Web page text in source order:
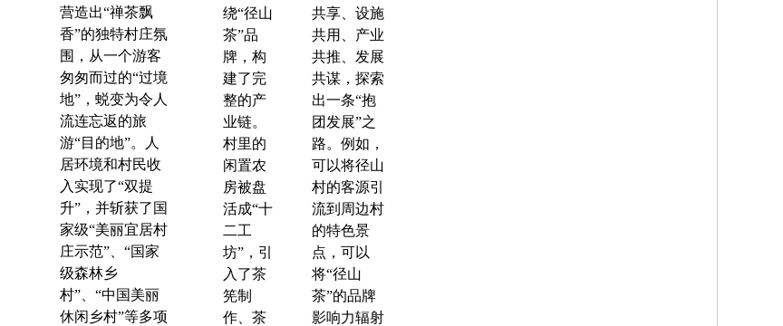
营造出“禅茶飘
香”的独特村庄氛
围，从一个游客
匆匆而过的“过境
地”，蜕变为令人
流连忘返的旅
游“目的地”。人
居环境和村民收
入实现了“双提
升”，并斩获了国
家级“美丽宜居村
庄示范”、“国家
级森林乡
村”、“中国美丽
休闲乡村”等多项
绕“径山
茶”品
牌，构
建了完
整的产
业链。
村里的
闲置农
房被盘
活成“十
二工
坊”，引
入了茶
筅制
作、茶
共享、设施
共用、产业
共推、发展
共谋，探索
出一条“抱
团发展”之
路。例如，
可以将径山
村的客源引
流到周边村
的特色景
点，可以
将“径山
茶”的品牌
影响力辐射